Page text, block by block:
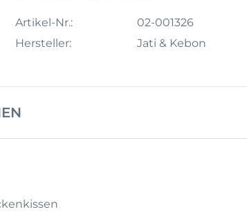
Artikel-Nr.:
02-001326
Hersteller:
Jati & Kebon